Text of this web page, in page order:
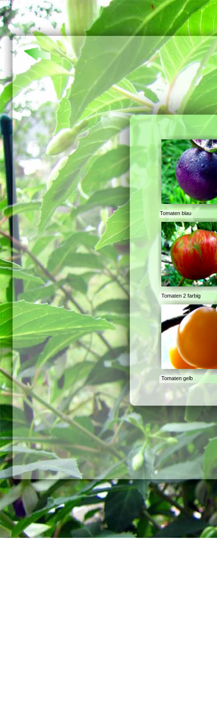
Tomaten blau
Tomaten 2 farbig
Tomaten gelb